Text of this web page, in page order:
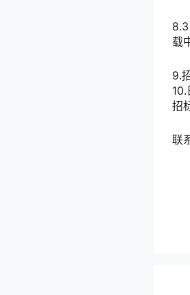
载
9.
招
联